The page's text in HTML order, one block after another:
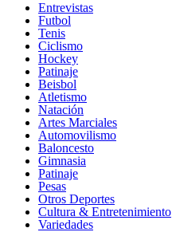
Entrevistas
Futbol
Tenis
Ciclismo
Hockey
Patinaje
Beisbol
Atletismo
Natación
Artes Marciales
Automovilismo
Baloncesto
Gimnasia
Patinaje
Pesas
Otros Deportes
Cultura & Entretenimiento
Variedades